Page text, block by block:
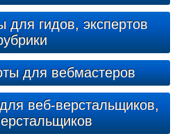
для гидов, экспертов
для вебмастеров
веб-верстальщиков,